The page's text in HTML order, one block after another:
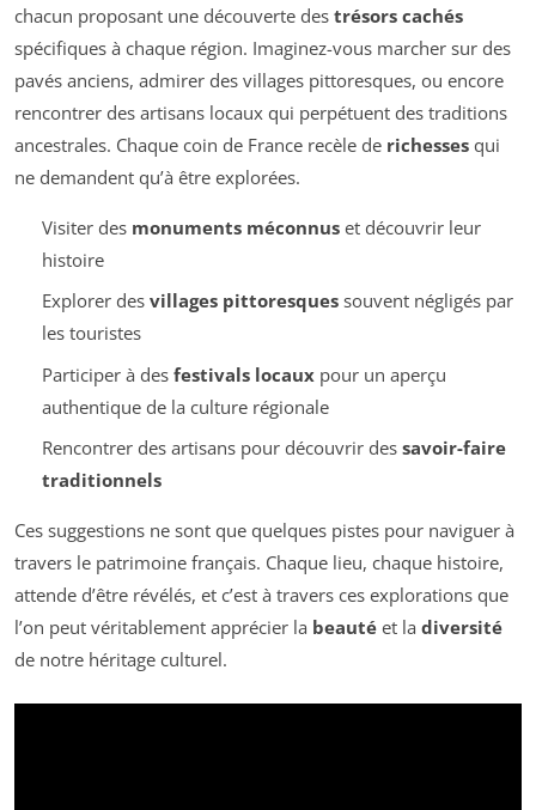
chacun proposant une découverte des trésors cachés
spécifiques à chaque région. Imaginez-vous marcher sur des
pavés anciens, admirer des villages pittoresques, ou encore
rencontrer des artisans locaux qui perpétuent des traditions
ancestrales. Chaque coin de France recèle de richesses qui
ne demandent qu’à être explorées.
Visiter des monuments méconnuset découvrir leur
histoire
Explorer des villages pittoresquessouvent négligés par
les touristes
Participer à des festivals locauxpour un aperçu
authentique de la culture régionale
Rencontrer des artisans pour découvrir des savoir-faire
traditionnels
Ces suggestions ne sont que quelques pistes pour naviguer à
travers le patrimoine français. Chaque lieu, chaque histoire,
attende d’être révélés, et c’est à travers ces explorations que
l’on peut véritablement apprécier la beauté et la diversité
de notre héritage culturel.